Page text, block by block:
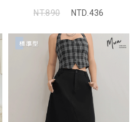
NT.890
NTD.436